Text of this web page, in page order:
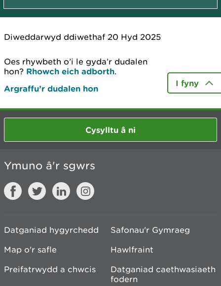
Diweddarwyd ddiwethaf 20 Hyd 2025
Oes rhywbeth o’i le gyda’r dudalen
hon? Rhowch eich adborth.
Argraffu’r dudalen hon
I fyny
Cysylltu â ni
Ymuno â'r sgwrs
Datganiad hygyrchedd
Safonau'r Gymraeg
Map o'r safle
Hawlfraint
Preifatrwydd a chwcis
Datganiad caethwasiaeth
fodern